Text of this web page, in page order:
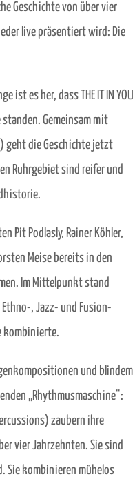
Geschichte von über vier
live präsentiert wird: Die
ist es her, dass THE IT IN YOU
Gemeinsam mit
geht die Geschichte jetzt
Ruhrgebiet sind reifer und
Pit Podlasly, Rainer Köhler,
Meise bereits in den
Im Mittelpunkt stand
, Jazz- und Fusion-
kombinierte.
und blindem
„Rhythmusmaschine“:
zaubern ihre
vier Jahrzehnten. Sie sind
Sie kombinieren mühelos